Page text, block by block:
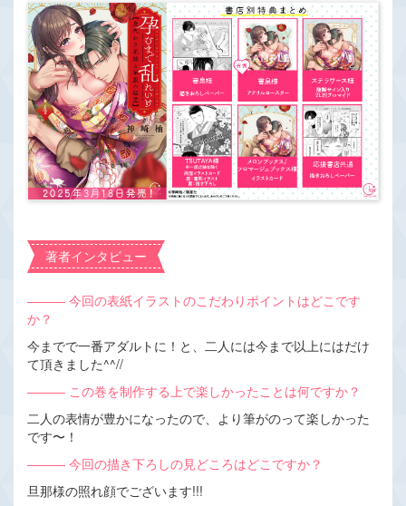
著者インタビュー
――― 今回の表紙イラストのこだわりポイントはどこです
か？
今までで一番アダルトに！と、二人には今まで以上にはだけ
て頂きました^^//
――― この巻を制作する上で楽しかったことは何ですか？
二人の表情が豊かになったので、より筆がのって楽しかった
です〜！
――― 今回の描き下ろしの見どころはどこですか？
旦那様の照れ顔でございます!!!